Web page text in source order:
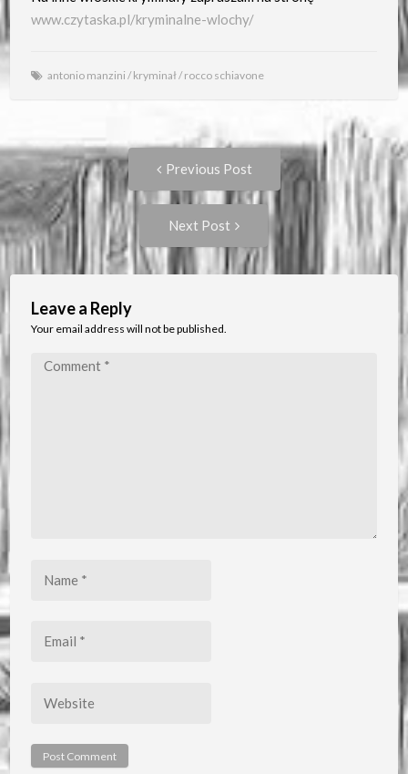
www.czytaska.pl/kryminalne-wlochy/
antonio manzini /kryminał/rocco schiavone
Post
navigation
Previous Post
Previous
post:
Next Post
Next
Post:
Leave a Reply
Your email address will not be published.
Comment